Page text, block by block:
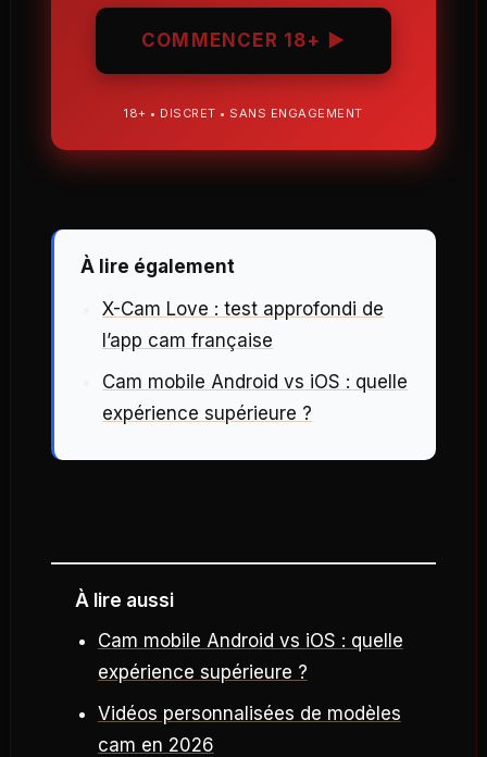
COMMENCER 18+ ▶
18+ • DISCRET • SANS ENGAGEMENT
À lire également
X-Cam Love : test approfondi de
l’app cam française
Cam mobile Android vs iOS : quelle
expérience supérieure ?
À lire aussi
Cam mobile Android vs iOS : quelle
expérience supérieure ?
Vidéos personnalisées de modèles
cam en 2026